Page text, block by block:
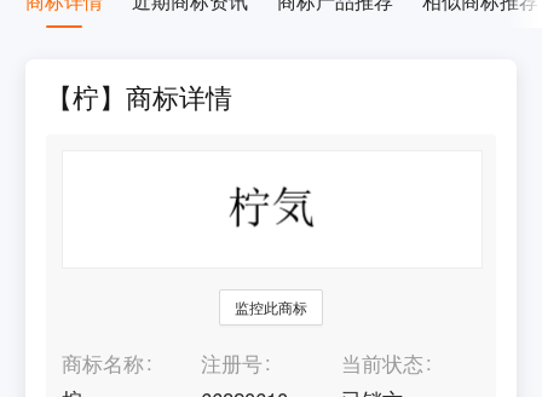
【柠】商标详情
监控此商标
商标名称
注册号
当前状态